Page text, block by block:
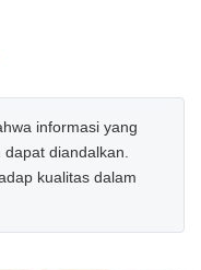
informasi yang
diandalkan.
kualitas dalam